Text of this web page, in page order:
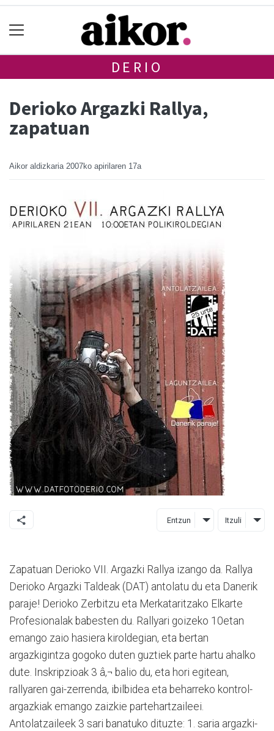
DERIO
Derioko Argazki Rallya,
zapatuan
Aikor aldizkaria 2007ko apirilaren 17a
Entzun Itzuli
Zapatuan Derioko VII. Argazki Rallya izango da. Rallya
Derioko Argazki Taldeak (DAT) antolatu du eta Danerik
paraje! Derioko Zerbitzu eta Merkataritzako Elkarte
Profesionalak babesten du. Rallyari goizeko 10etan
emango zaio hasiera kiroldegian, eta bertan
argazkigintza gogoko duten guztiek parte hartu ahalko
dute. Inskripzioak 3 â‚¬ balio du, eta hori egitean,
rallyaren gai-zerrenda, ibilbidea eta beharreko kontrol-
argazkiak emango zaizkie partehartzaileei.
Antolatzaileek 3 sari banatuko dituzte: 1. saria argazki-